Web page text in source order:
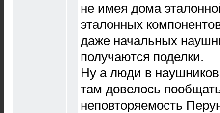
не имея дома
эталонных
даже начальных
получаются поделки.
Ну а люди в
там довелось
неповторяемость